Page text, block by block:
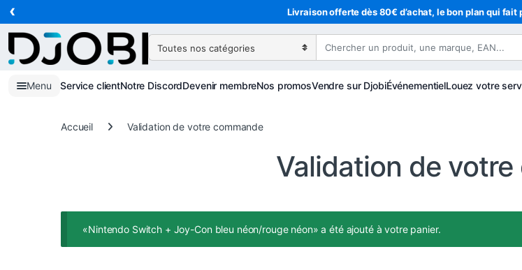
Skip to navigation
Skip to content
‹ Livraison offerte dès 80€ d’achat, le bon plan qui
Search for:
Menu Service clientNotre DiscordDevenir membreNos promosVendre sur DjobiÉvénementielLouez votre
Accueil Validation de votre commande
Validation de
«Nintendo Switch + Joy-Con bleu néon/rouge néon» a été ajouté à votre panier.